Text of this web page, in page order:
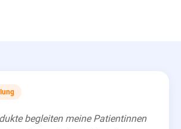
begleiten meine Patientinnen